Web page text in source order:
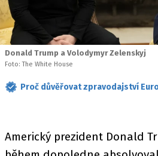
Donald Trump a Volodymyr Zelenskyj
Foto: The White House
Proč důvěřovat zpravodajství
Americký prezident Donald